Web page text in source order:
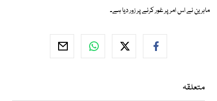
ماہرین نے اس امر پر غور کرنے پر زور دیا ہے۔
متعلقہ